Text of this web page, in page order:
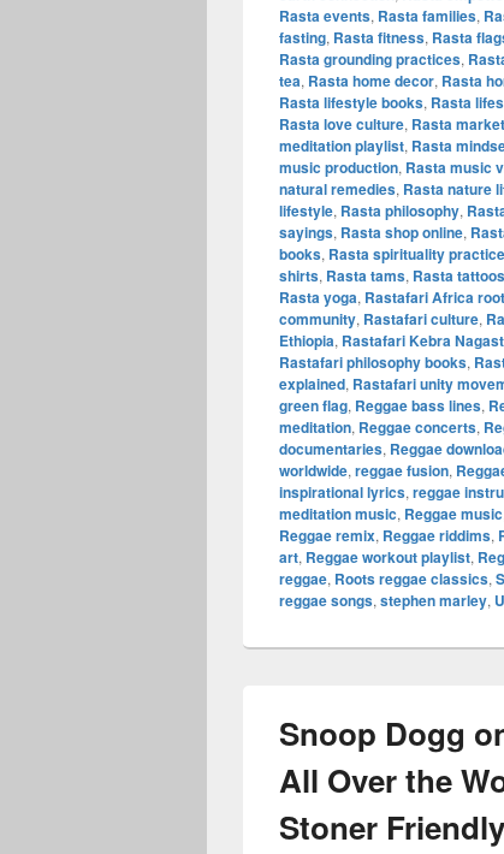
Rasta events, Rasta families,
fasting, Rasta fitness, Rasta
Rasta grounding practices,
tea, Rasta home decor, Rasta
Rasta lifestyle books, Rasta
Rasta love culture, Rasta market
meditation playlist, Rasta
music production, Rasta music
natural remedies, Rasta nature
lifestyle, Rasta philosophy,
sayings, Rasta shop online,
books, Rasta spirituality
shirts, Rasta tams, Rasta tattoos
Rasta yoga, Rastafari Africa
community, Rastafari culture,
Ethiopia, Rastafari Kebra Nagast
Rastafari philosophy books,
explained, Rastafari unity
green flag, Reggae bass lines,
meditation, Reggae concerts,
documentaries, Reggae
worldwide, reggae fusion,
inspirational lyrics, reggae
meditation music, Reggae music
Reggae remix, Reggae riddims,
art, Reggae workout playlist,
reggae, Roots reggae classics,
reggae songs, stephen marley,
Snoop Dogg
All Over the
Stoner